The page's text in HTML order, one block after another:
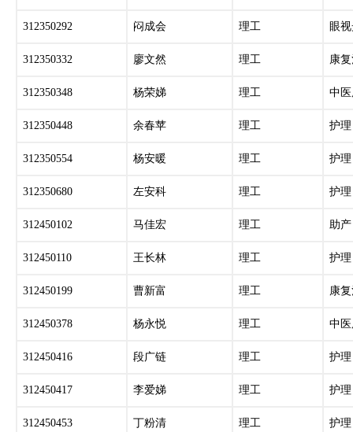
312350292 闷成会 理工 眼
312350332 廖文然 理工 康
312350348 杨荣娣 理工 中
312350448 余春苹 理工 护理
312350554 杨安暖 理工 护理
312350680 左安科 理工 护理
312450102 马佳宏 理工 助产
312450110 王长林 理工 护理
312450199 曹新富 理工 康
312450378 杨永悦 理工 中
312450416 段广链 理工 护理
312450417 李爱娣 理工 护理
312450453 丁粉清 理工 护理